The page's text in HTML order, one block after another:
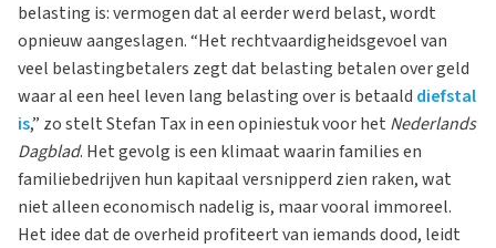
belasting is: vermogen dat al eerder werd belast, wordt
opnieuw aangeslagen. “Het rechtvaardigheidsgevoel van
veel belastingbetalers zegt dat belasting betalen over geld
waar al een heel leven lang belasting over is betaald diefstal
is,” zo stelt Stefan Tax in een opiniestuk voor het Nederlands
Dagblad. Het gevolg is een klimaat waarin families en
familiebedrijven hun kapitaal versnipperd zien raken, wat
niet alleen economisch nadelig is, maar vooral immoreel.
Het idee dat de overheid profiteert van iemands dood, leidt